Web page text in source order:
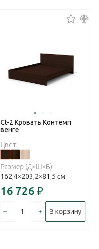
Ct-2 Кровать Контемп
венге
Цвет:
Размер (Д×Ш×В):
162,4×203,2×81,5 см
16 726 ₽
– + В корзину